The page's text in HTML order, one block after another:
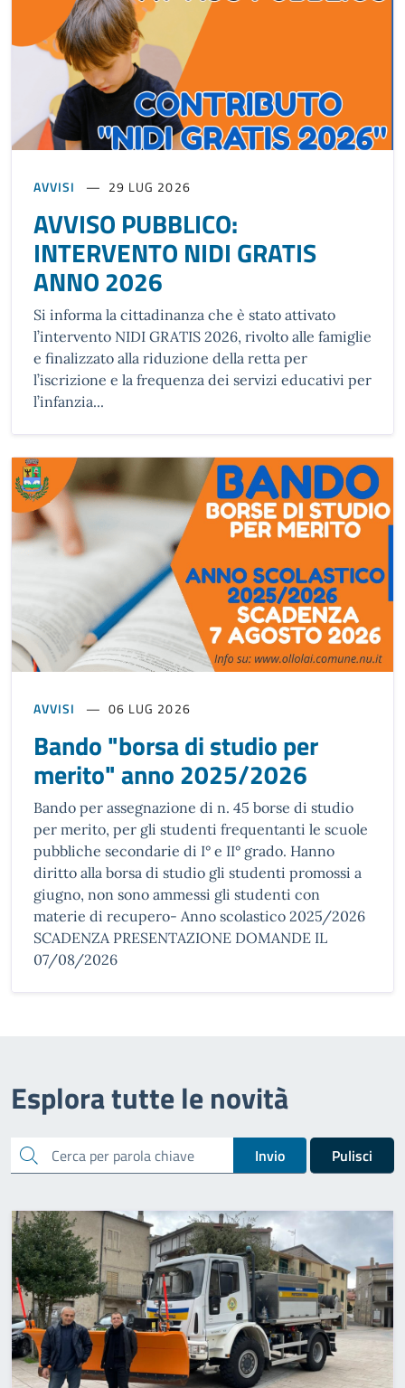
AVVISI 29 LUG 2026
AVVISO PUBBLICO:
INTERVENTO NIDI GRATIS
ANNO 2026
Si informa la cittadinanza che è stato attivato
l’intervento NIDI GRATIS 2026, rivolto alle famiglie
e finalizzato alla riduzione della retta per
l’iscrizione e la frequenza dei servizi educativi per
l’infanzia...
AVVISI 06 LUG 2026
Bando "borsa di studio per
merito" anno 2025/2026
Bando per assegnazione di n. 45 borse di studio
per merito, per gli studenti frequentanti le scuole
pubbliche secondarie di I° e II° grado. Hanno
diritto alla borsa di studio gli studenti promossi a
giugno, non sono ammessi gli studenti con
materie di recupero- Anno scolastico 2025/2026
SCADENZA PRESENTAZIONE DOMANDE IL
07/08/2026
Esplora tutte le novità
cerca Invio Pulisci